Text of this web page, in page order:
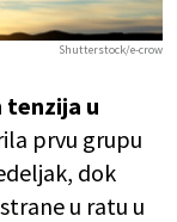
Shutterstock/e-crow
tenzija u
prvu grupu
dok
u ratu u